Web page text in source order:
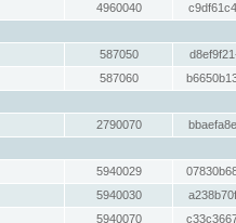
4960040
587050
587060
2790070
5940029
5940030
5940070